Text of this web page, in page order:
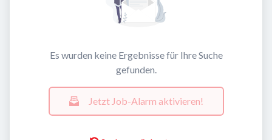
Es wurden keine Ergebnisse für Ihre Suche
gefunden.
Jetzt Job-Alarm aktivieren!